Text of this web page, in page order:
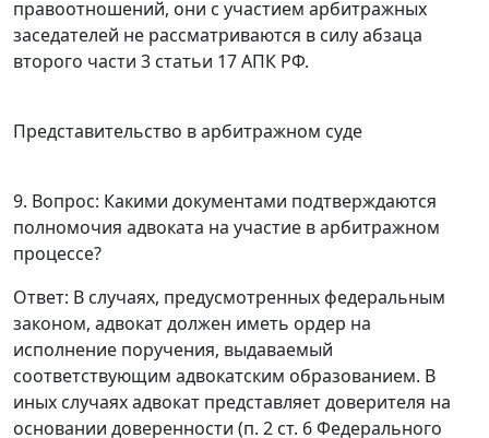
правоотношений, они с участием арбитражных
заседателей не рассматриваются в силу абзаца
второго части 3 статьи 17АПК РФ.
Представительство в арбитражном суде
9. Вопрос: Какими документами подтверждаются
полномочия адвоката на участие в арбитражном
процессе?
Ответ: В случаях, предусмотренных федеральным
законом, адвокат должен иметь ордер на
исполнение поручения, выдаваемый
соответствующим адвокатским образованием. В
иных случаях адвокат представляет доверителя на
основании доверенности (п. 2 ст. 6Федерального